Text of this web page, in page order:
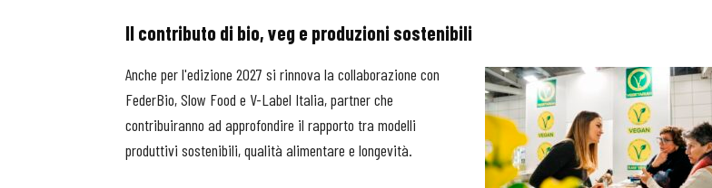
Il contributo di bio, veg e produzioni sostenibili
Anche per l'edizione 2027 si rinnova la collaborazione con
FederBio, Slow Food e V-Label Italia, partner che
contribuiranno ad approfondire il rapporto tra modelli
produttivi sostenibili, qualità alimentare e longevità.